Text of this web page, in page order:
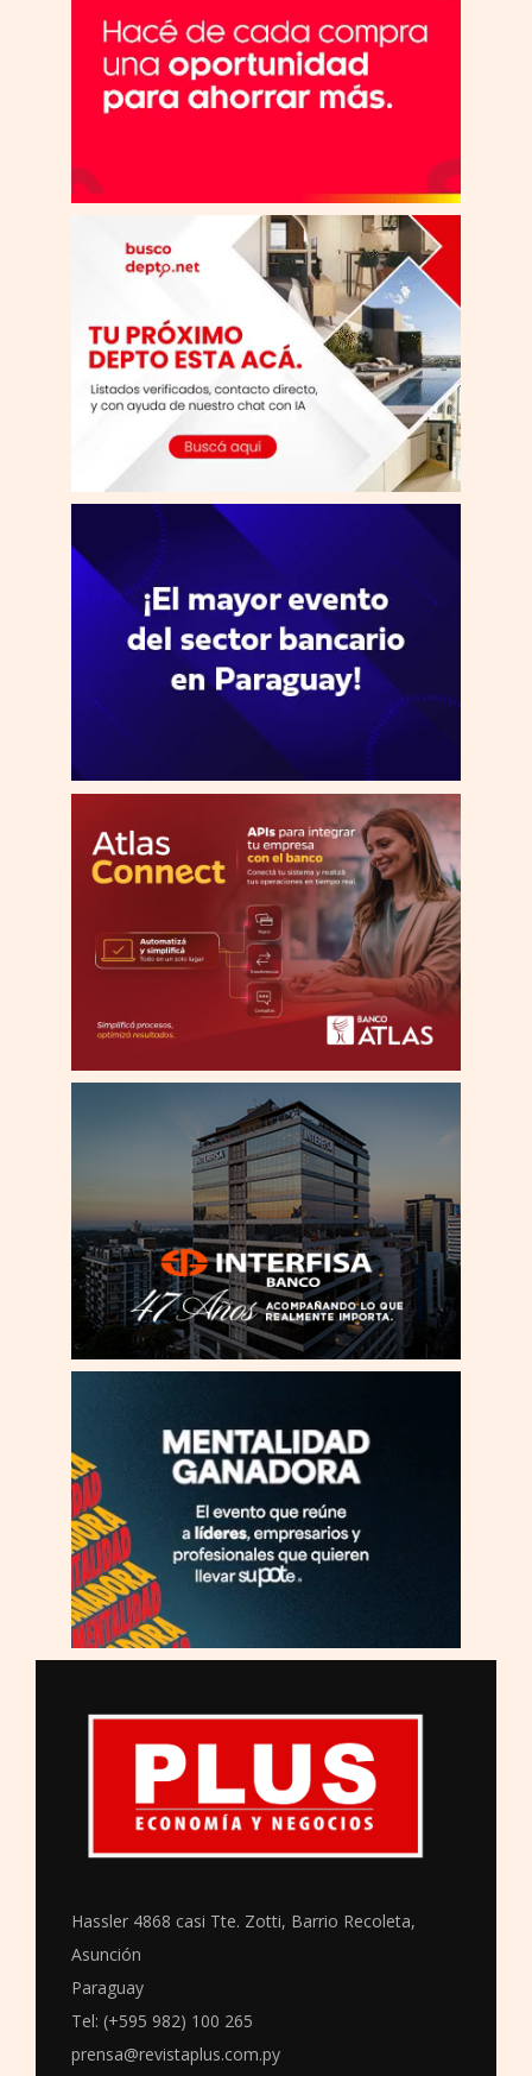
Hassler 4868 casi Tte. Zotti, Barrio Recoleta,
Asunción
Paraguay
Tel: (+595 982) 100 265
prensa@revistaplus.com.py